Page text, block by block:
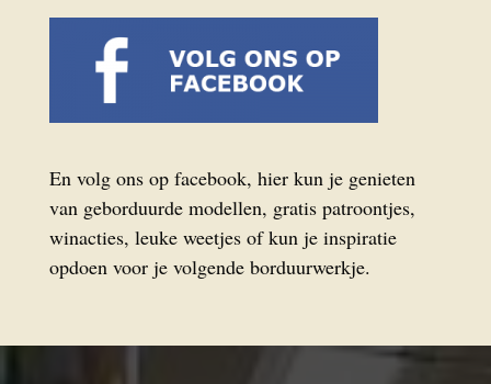
En volg ons op facebook, hier kun je genieten
van geborduurde modellen, gratis patroontjes,
winacties, leuke weetjes of kun je inspiratie
opdoen voor je volgende borduurwerkje.